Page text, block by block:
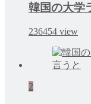
韓国の大学
236454 view
2